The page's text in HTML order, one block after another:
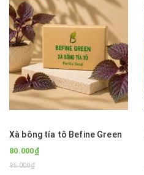
Xà bông tía tô Befine Green
80.000₫
95.000₫